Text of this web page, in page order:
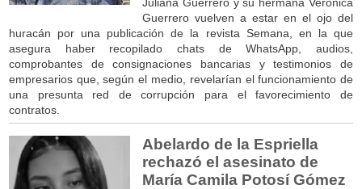
Guerrero vuelven a estar en el ojo del
huracán por una publicación de la revista Semana, en la que
asegura haber recopilado chats de WhatsApp, audios,
comprobantes de consignaciones bancarias y testimonios de
empresarios que, según el medio, revelarían el funcionamiento de
una presunta red de corrupción para el favorecimiento de
contratos.
Abelardo de la Espriella
rechazó el asesinato de
María Camila Potosí Gómez